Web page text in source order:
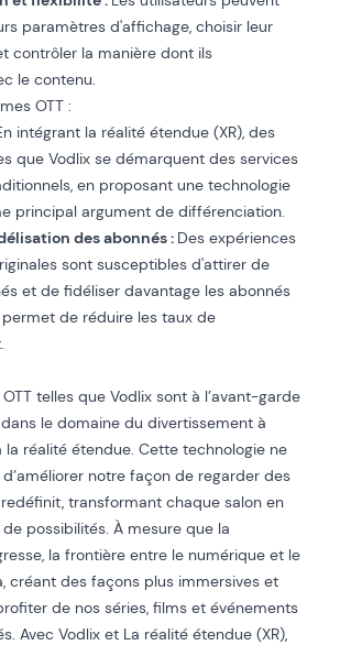
paramètres d'affichage, choisir leur
contrôler la manière dont ils
le contenu.
OTT :
intégrant la réalité étendue (XR), des
que Vodlix se démarquent des services
en proposant une technologie
principal argument de différenciation.
des abonnés : Des expériences
sont susceptibles d'attirer de
et de fidéliser davantage les abonnés
de réduire les taux de
telles que Vodlix sont à l’avant-garde
le domaine du divertissement à
réalité étendue. Cette technologie ne
notre façon de regarder des
transformant chaque salon en
possibilités. À mesure que la
la frontière entre le numérique et le
créant des façons plus immersives et
de nos séries, films et événements
Avec Vodlix et La réalité étendue (XR),